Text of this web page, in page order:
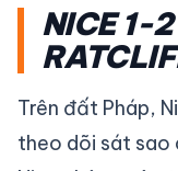
NICE 1-
Trên đất Pháp,
theo dõi sát sao